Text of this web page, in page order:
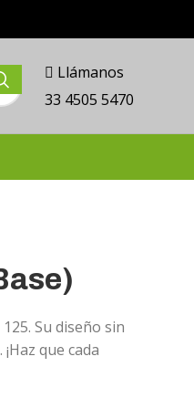
Llámanos
33 4505 5470
Su diseño sin
que cada